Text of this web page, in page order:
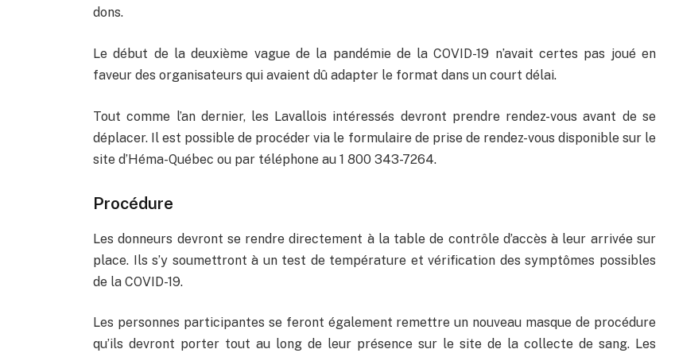
dons.
Le début de la deuxième vague de la pandémie de la COVID-19 n’avait certes pas joué en
faveur des organisateurs qui avaient dû adapter le format dans un court délai.
Tout comme l’an dernier, les Lavallois intéressés devront prendre rendez-vous avant de se
déplacer. Il est possible de procéder via le formulaire de prise de rendez-vous disponible sur le
site d’Héma-Québec ou par téléphone au 1 800 343-7264.
Procédure
Les donneurs devront se rendre directement à la table de contrôle d’accès à leur arrivée sur
place. Ils s’y soumettront à un test de température et vérification des symptômes possibles
de la COVID-19.
Les personnes participantes se feront également remettre un nouveau masque de procédure
qu’ils devront porter tout au long de leur présence sur le site de la collecte de sang. Les